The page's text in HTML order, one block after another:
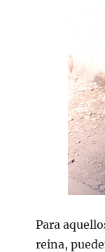
Para
reina,